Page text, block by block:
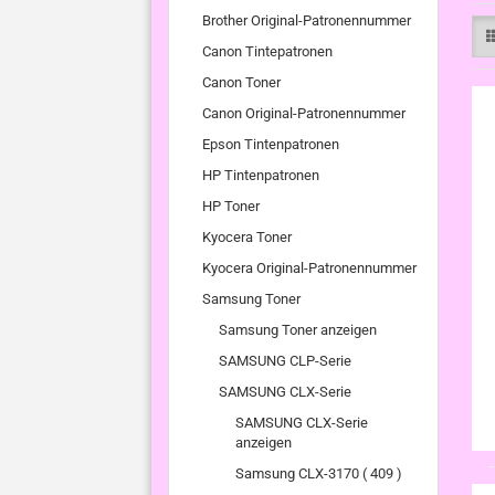
Brother Original-Patronennummer
Canon Tintepatronen
Canon Toner
Canon Original-Patronennummer
Epson Tintenpatronen
HP Tintenpatronen
HP Toner
Kyocera Toner
Kyocera Original-Patronennummer
Samsung Toner
Samsung Toner anzeigen
SAMSUNG CLP-Serie
SAMSUNG CLX-Serie
SAMSUNG CLX-Serie
anzeigen
Samsung CLX-3170 ( 409 )